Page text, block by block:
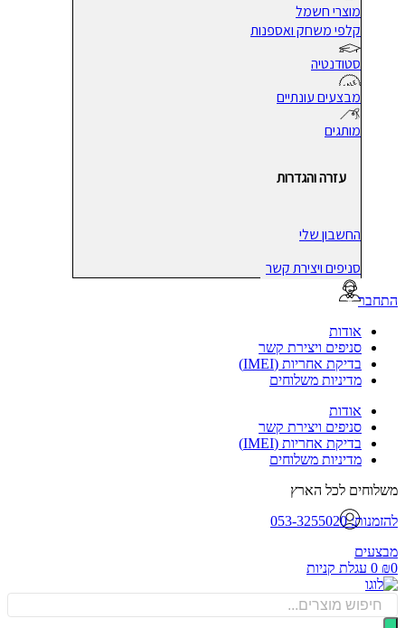
מוצרי חשמל
קלפי משחק ואספנות
סטודנטיה
מבצעים עונתיים
מותגים
עזרה והגדרות
החשבון שלי
סניפים ויצירת קשר
אודות
סניפים ויצירת קשר
בדיקת אחריות (IMEI)
מדיניות משלוחים
אודות
סניפים ויצירת קשר
בדיקת אחריות (IMEI)
מדיניות משלוחים
לכל הארץ
053-3255020
0 עגלת קניות